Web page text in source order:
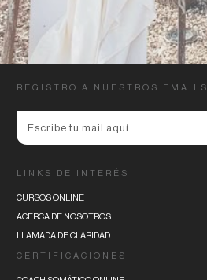
CERTIFICACIONES
LINKS DE INTERÉS
CURSOS ONLINE
ACERCA DE NOSOTROS
LLAMADA DE CLARIDAD
REGISTRO A NUESTROS EMAILS